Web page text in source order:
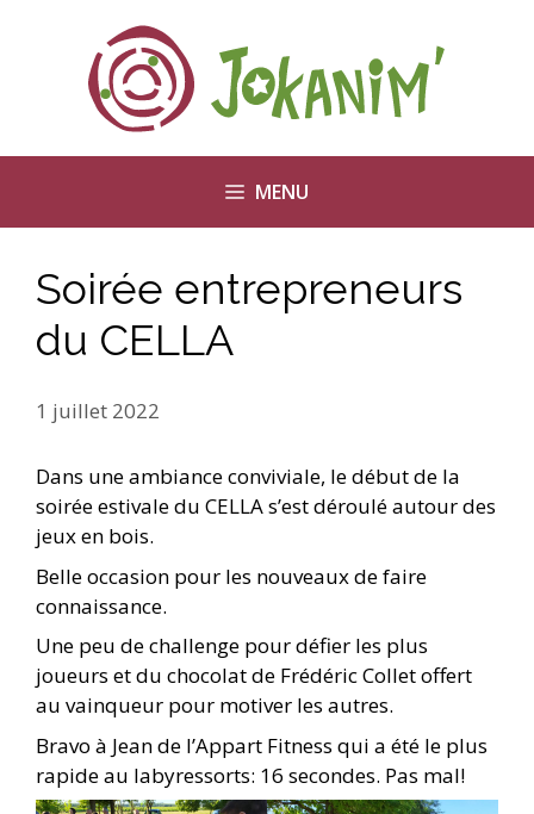
MENU
Soirée entrepreneurs
du CELLA
1 juillet 2022
Dans une ambiance conviviale, le début de la
soirée estivale du CELLA s’est déroulé autour des
jeux en bois.
Belle occasion pour les nouveaux de faire
connaissance.
Une peu de challenge pour défier les plus
joueurs et du chocolat de Frédéric Collet offert
au vainqueur pour motiver les autres.
Bravo à Jean de l’Appart Fitness qui a été le plus
rapide au labyressorts: 16 secondes. Pas mal!